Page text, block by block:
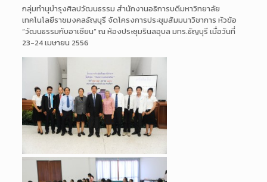
กลุ่มทำนุบำรุงศิลปวัฒนธรรม สำนักงานอธิการบดีมหาวิทยาลัย
เทคโนโลยีราชมงคลธัญบุรี จัดโครงการประชุมสัมมนาวิชาการ หัวข้อ
“วัฒนธรรมกับอาเซียน” ณ ห้องประชุมรินลอุบล มทร.ธัญบุรี เมื่อวันที่
23-24 เมษายน 2556